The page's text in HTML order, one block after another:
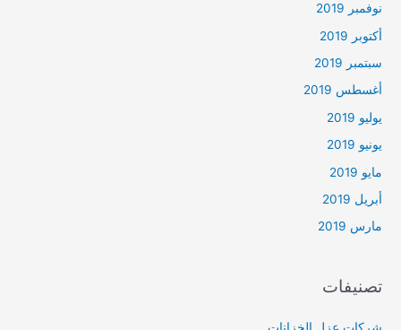
نوفمبر 2019
أكتوبر 2019
سبتمبر 2019
أغسطس 2019
يوليو 2019
يونيو 2019
مايو 2019
أبريل 2019
مارس 2019
تصنيفات